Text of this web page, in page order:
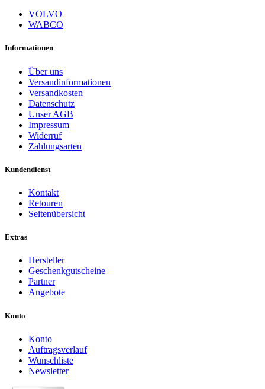
VOLVO
WABCO
Informationen
Über uns
Versandinformationen
Versandkosten
Datenschutz
Unser AGB
Impressum
Widerruf
Zahlungsarten
Kundendienst
Kontakt
Retouren
Seitenübersicht
Extras
Hersteller
Geschenkgutscheine
Partner
Angebote
Konto
Konto
Auftragsverlauf
Wunschliste
Newsletter